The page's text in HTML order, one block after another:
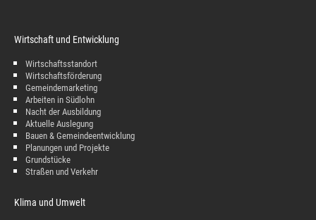
Wirtschaft und Entwicklung
Wirtschaftsstandort
Wirtschaftsförderung
Gemeindemarketing
Arbeiten in Südlohn
Nacht der Ausbildung
Aktuelle Auslegung
Bauen & Gemeindeentwicklung
Planungen und Projekte
Grundstücke
Straßen und Verkehr
Klima und Umwelt